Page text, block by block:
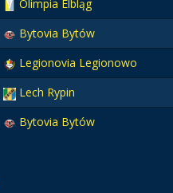
Olimpia Elbląg
Bytovia Bytów
Legionovia Legionowo
Lech Rypin
Bytovia Bytów